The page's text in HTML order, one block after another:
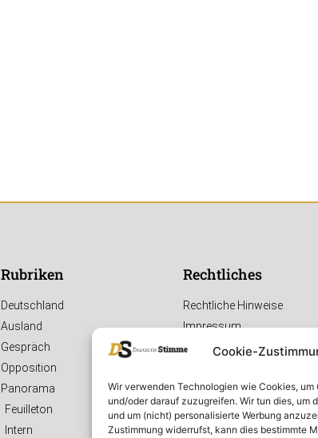
Cookie-
Wir verwenden Technologien wie Cookies,
und/oder darauf zuzugreifen. Wir tun dies, um
und um (nicht) personalisierte Werbung
Zustimmung widerrufst, kann dies bestimmte
Rubriken
Deutschland
Ausland
Gespräch
Opposition
Panorama
Feuilleton
Intern
Rechtliches
Rechtliche Hinweise
Impressum
Datenschutzerklärung